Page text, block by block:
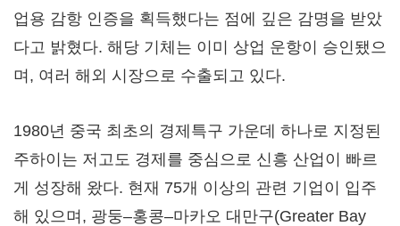
업용 감항 인증을 획득했다는 점에 깊은 감명을 받았
다고 밝혔다. 해당 기체는 이미 상업 운항이 승인됐으
며, 여러 해외 시장으로 수출되고 있다.
1980년 중국 최초의 경제특구 가운데 하나로 지정된
주하이는 저고도 경제를 중심으로 신흥 산업이 빠르
게 성장해 왔다. 현재 75개 이상의 관련 기업이 입주
해 있으며, 광둥–홍콩–마카오 대만구(Greater Bay